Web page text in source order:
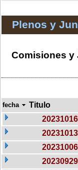
Plenos y
Comisiones y
fecha Titulo
20231016
20231013
20231006
20230929